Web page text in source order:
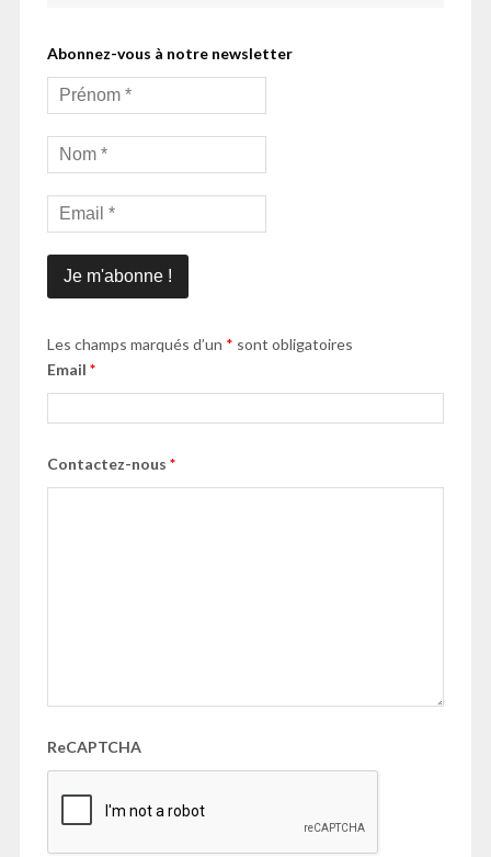
Abonnez-vous à notre newsletter
Les champs marqués d’un * sont obligatoires
Email *
Contactez-nous *
ReCAPTCHA